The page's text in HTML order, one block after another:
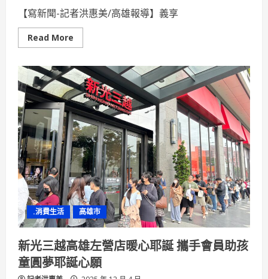
最
浪
漫
【寫新聞-記者洪惠美/高雄報導】義享
Read More
more
想
帶
回
家
的
耶
誕
樹！
義
享
時
尚
廣
場
魔
法
耶
誕
療
癒
綻
放！
.消費生活 高雄市
新光三越高雄左營店暖心耶誕 攜手會員助孩
童圓夢耶誕心願